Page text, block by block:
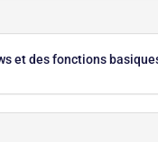
et des fonctions